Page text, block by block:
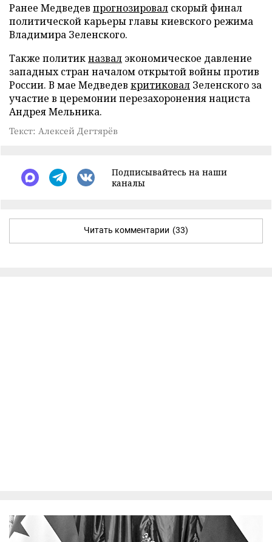
Ранее Медведев прогнозировал скорый финал
политической карьеры главы киевского режима
Владимира Зеленского.
Также политикназвал экономическое давление
западных стран началом открытой войны против
России. В мае Медведев критиковал Зеленского за
участие в церемонии перезахоронения нациста
Андрея Мельника.
Текст: Алексей Дегтярёв
Подписывайтесь на наши
каналы
Читать комментарии (33)